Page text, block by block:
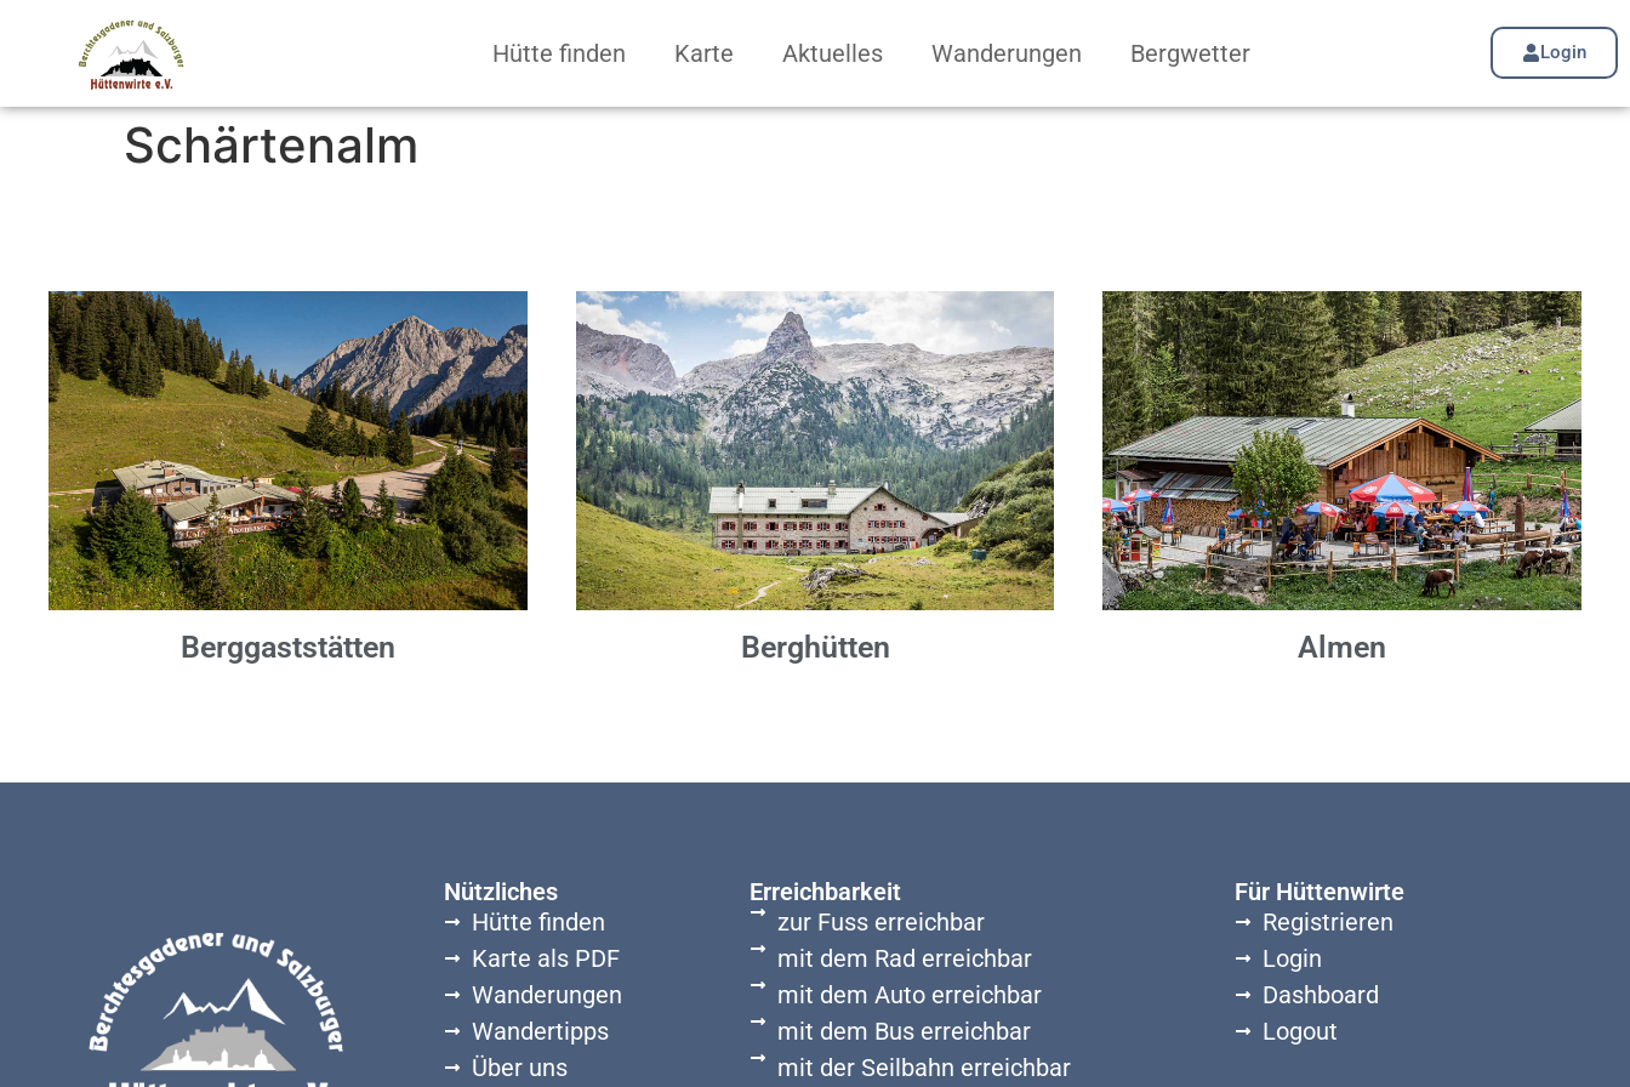
Hütte finden Karte Aktuelles Wanderungen Bergwetter Login
Schärtenalm
Berggaststätten Berghütten Almen
Nützliches
Hütte finden
Karte als PDF
Wanderungen
Wandertipps
Über uns
Erreichbarkeit
zur Fuss erreichbar
mit dem Rad erreichbar
mit dem Auto erreichbar
mit dem Bus erreichbar
mit der Seilbahn erreichbar
Für Hüttenwirte
Registrieren
Login
Dashboard
Logout